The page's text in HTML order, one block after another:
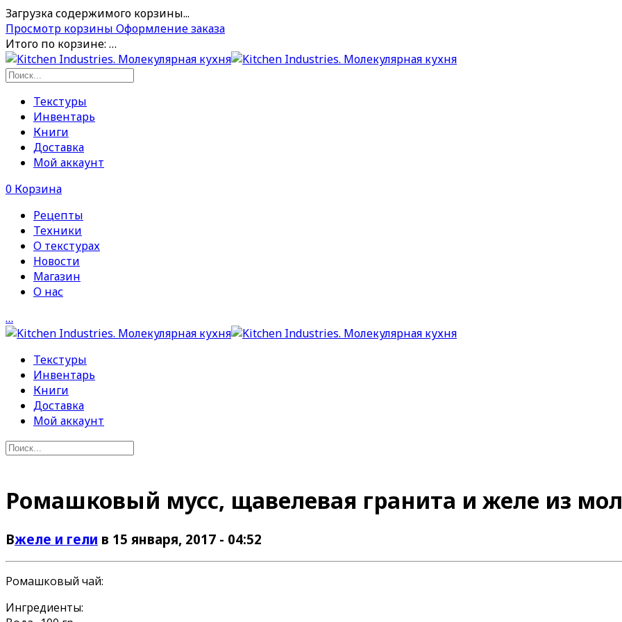
Загрузка содержимого корзины...
Просмотр корзины Оформление заказа
Итого по корзине: …
Текстуры
Инвентарь
Книги
Доставка
Мой аккаунт
0 Корзина
Рецепты
Техники
О текстурах
Новости
Магазин
О нас
…
Текстуры
Инвентарь
Книги
Доставка
Мой аккаунт
Ромашковый мусс, щавелевая гранита и желе из
Вжеле и гели в 15 января, 2017 - 04:52
Ромашковый чай:
Ингредиенты: